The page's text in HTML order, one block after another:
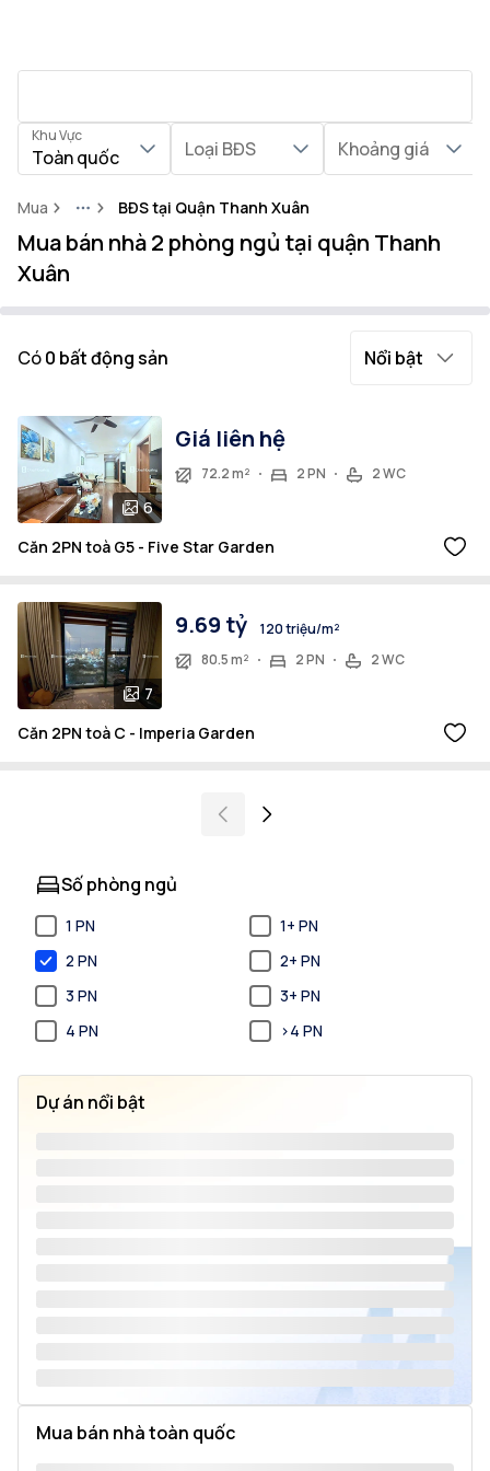
Khu Vực
Toàn quốc Loại BĐS Khoảng giá
Mua MoreBĐS tại Quận Thanh Xuân
Mua bán nhà 2 phòng ngủ tại quận Thanh
Xuân
Có0 bất động sản Nổi bật
6
Giá liên hệ
72.2 m² 2 PN 2 WC
Căn 2PN toà G5 - Five Star Garden
7
9.69 tỷ
120 triệu/m²
80.5 m²
2 PN 2 WC
Căn 2PN toà C - Imperia Garden
Số phòng ngủ
1 PN
1+ PN
2 PN
2+ PN
3 PN
3+ PN
4 PN
>4 PN
Dự án nổi bật
Mua bán nhà toàn quốc